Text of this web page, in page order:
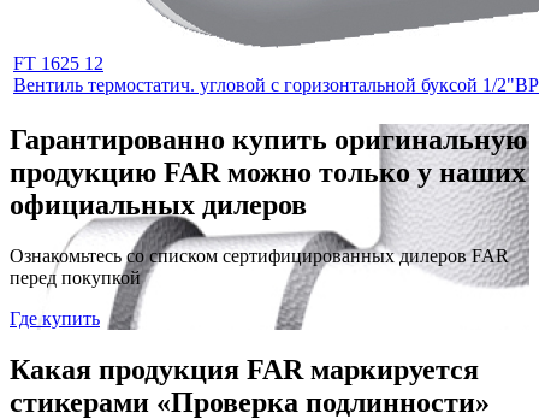
FT 1625 12
Вентиль термостатич. угловой с горизонтальной буксой 1/2"ВР
Гарантированно купить оригинальную
продукцию FAR можно только у наших
официальных дилеров
Ознакомьтесь со списком сертифицированных дилеров FAR
перед покупкой
Где купить
Какая продукция FAR маркируется
стикерами «Проверка подлинности»